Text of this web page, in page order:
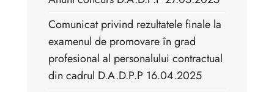
Comunicat privind rezultatele finale la
examenul de promovare în grad
profesional al personalului contractual
din cadrul D.A.D.P.P 16.04.2025